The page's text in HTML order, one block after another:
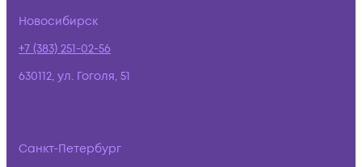
Новосибирск
+7 (383) 251-02-56
630112, ул. Гоголя, 51
Санкт-Петербург